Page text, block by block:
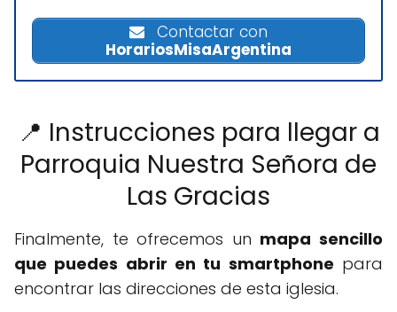
Contactar con
HorariosMisaArgentina
📍 Instrucciones para llegar a
Parroquia Nuestra Señora de
Las Gracias
Finalmente, te ofrecemos un mapa sencillo
que puedes abrir en tu smartphone para
encontrar las direcciones de esta iglesia.